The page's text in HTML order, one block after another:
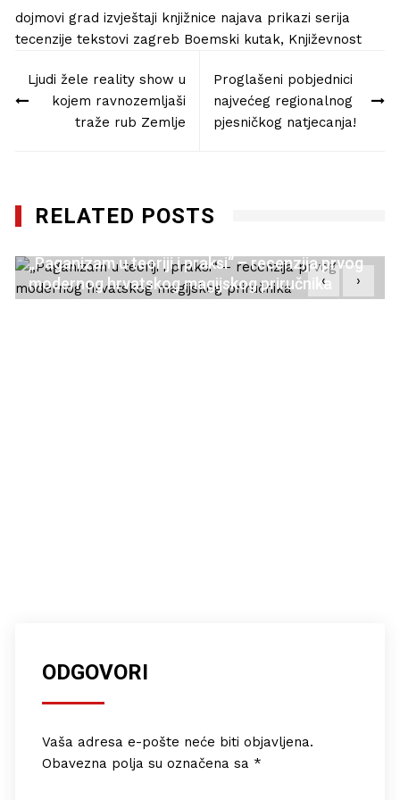
dojmovi grad izvještaji knjižnice najava prikazi serija
tecenzije tekstovi zagreb Boemski kutak, Književnost
objava
Ljudi žele reality show u
kojem ravnozemljaši
traže rub Zemlje
Proglašeni pobjednici
najvećeg regionalnog
pjesničkog natjecanja!
RELATED POSTS
„Paganizam u teoriji i praksi“ – recenzija prvog
modernog hrvatskog magijskog priručnika
‹ ›
ODGOVORI
Vaša adresa e-pošte neće biti objavljena.
Obavezna polja su označena sa *